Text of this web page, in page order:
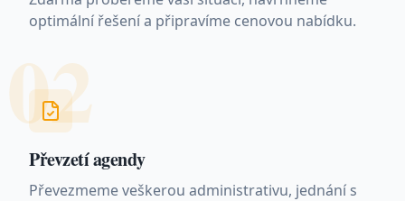
optimální řešení a připravíme cenovou nabídku.
02
Převzetí agendy
Převezmeme veškerou administrativu, jednání s